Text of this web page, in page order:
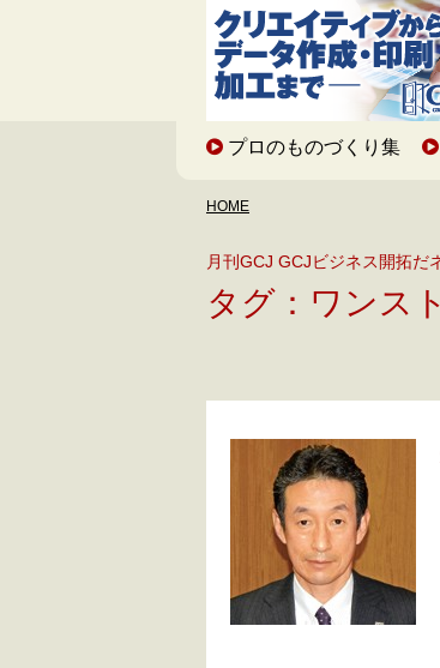
プロのものづくり集
HOME
月刊GCJ GCJビジネス開拓だ
タグ：ワンス